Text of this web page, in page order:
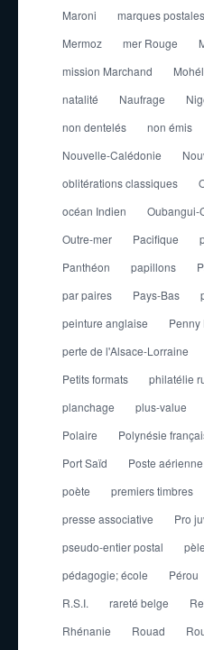
Maroni marques postales
Mermoz
mer Rouge
mission Marchand
natalité
Naufrage
non dentelés
non émis
Nouvelle-Calédonie
oblitérations classiques
océan Indien
Oubangui-
Outre-mer
Pacifique
Panthéon
papillons
par paires
Pays-Bas
peinture anglaise
Penny
perte de l'Alsace-Lorraine
Petits formats
philatélie
planchage
plus-value
Polaire
Polynésie
Port Saïd
Poste aérienne
poète
premiers timbres
presse associative
Pro
pseudo-entier postal
pédagogie; école
Pérou
R.S.I.
rareté belge
Rhénanie
Rouad